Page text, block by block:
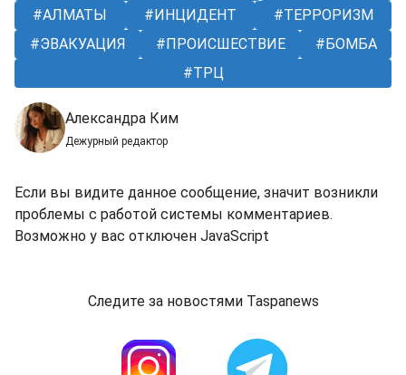
АЛМАТЫ
ИНЦИДЕНТ
ТЕРРОРИЗМ
ЭВАКУАЦИЯ
ПРОИСШЕСТВИЕ
БОМБА
ТРЦ
Александра Ким
Дежурный редактор
Если вы видите данное сообщение, значит возникли
проблемы с работой системы комментариев.
Возможно у вас отключен JavaScript
Следите за новостями Taspanews